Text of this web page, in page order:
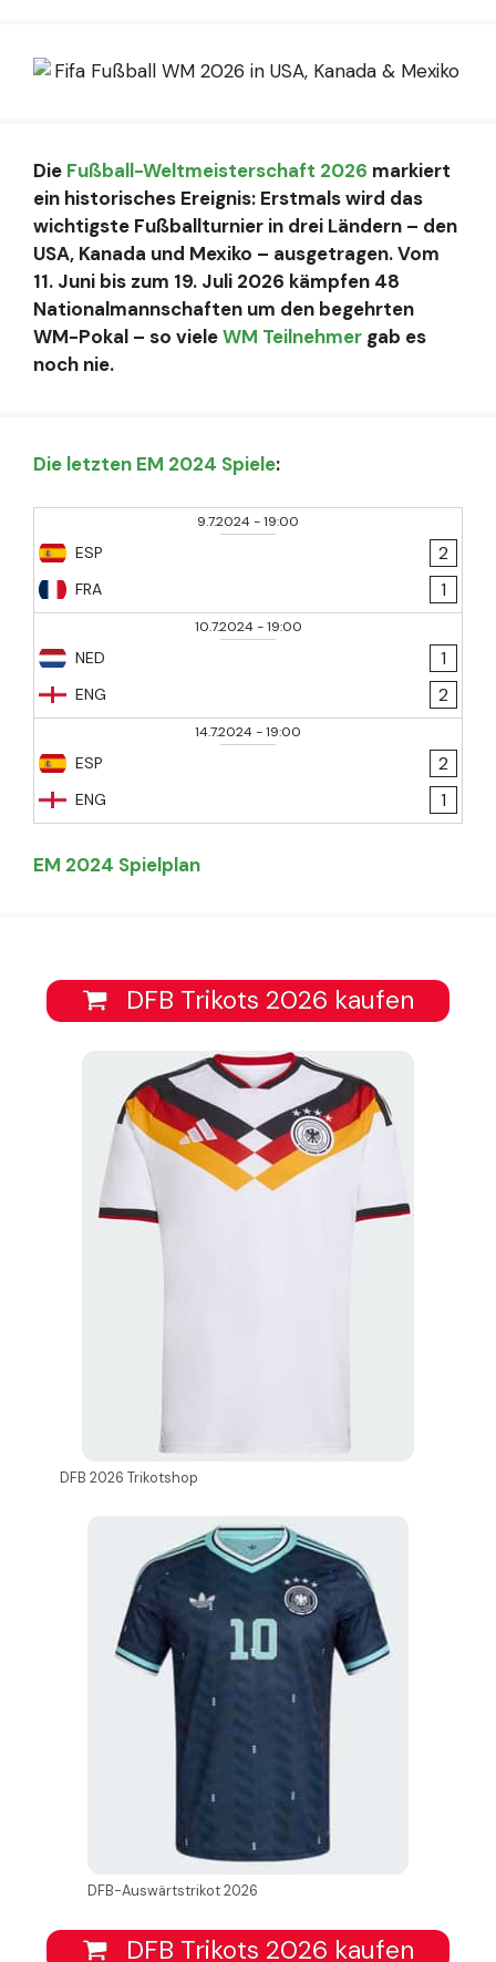
Die Fußball-Weltmeisterschaft 2026 markiert
ein historisches Ereignis: Erstmals wird das
wichtigste Fußballturnier in drei Ländern – den
USA, Kanada und Mexiko – ausgetragen. Vom
11. Juni bis zum 19. Juli 2026 kämpfen 48
Nationalmannschaften um den begehrten
WM-Pokal – so vieleWM Teilnehmer gab es
noch nie.
Die letzten EM 2024 Spiele:
9.7.2024-19:00
ESP
FRA
2
1
10.7.2024-19:00
NED
ENG
1
2
14.7.2024-19:00
ESP
ENG
2
1
EM 2024 Spielplan
DFB Trikots 2026 kaufen
DFB 2026 Trikotshop
DFB-Auswärtstrikot 2026
DFB Trikots 2026 kaufen